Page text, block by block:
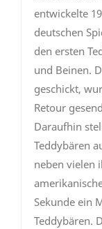
entwickelte
deutschen
den ersten
und Beinen.
geschickt,
Retour
Daraufhin
Teddybären
neben vielen
Sekunde ein
Teddybären.